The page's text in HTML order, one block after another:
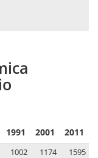
1991 2001 2011
1002 1174
1595